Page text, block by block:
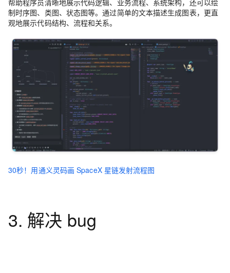
帮助程序员清晰地展示代码逻辑、业务流程、系统架构，还可以绘
制时序图、类图、状态图等。通过简单的文本描述生成图表，更直
观地展示代码结构、流程和关系。
30秒！用通义灵码画 SpaceX 星链发射流程图
3. 解决 bug